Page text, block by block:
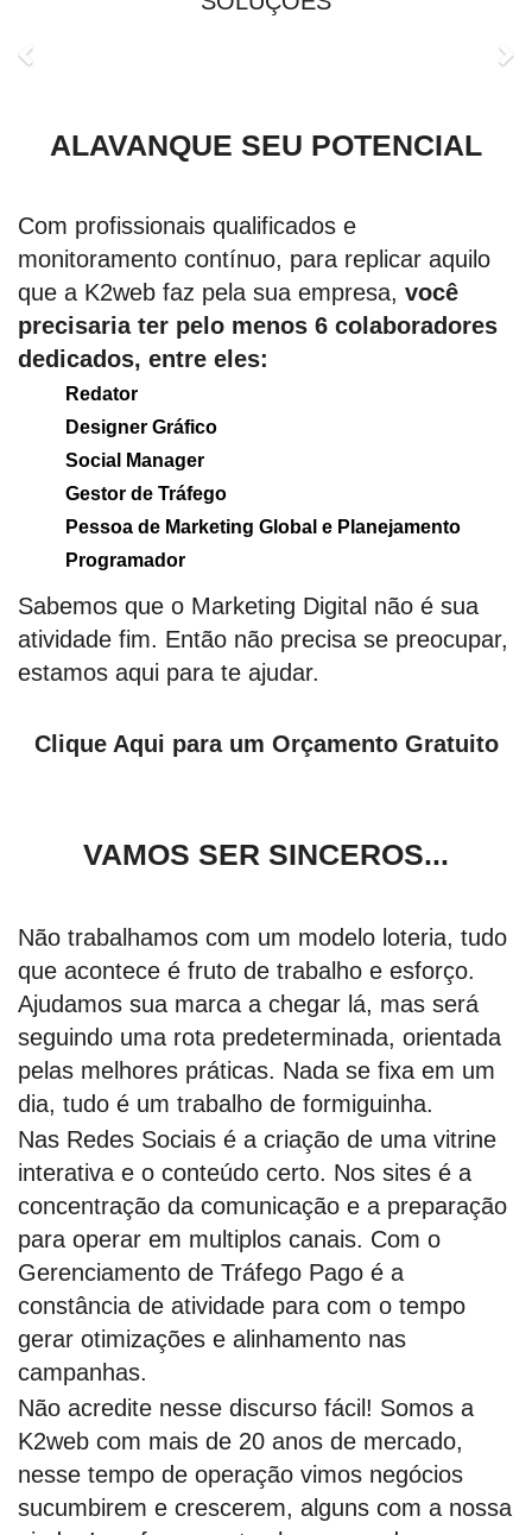
ALAVANQUE SEU POTENCIAL
Com profissionais qualificados e
monitoramento contínuo, para replicar aquilo
que a K2web faz pela sua empresa, você
precisaria ter pelo menos 6 colaboradores
dedicados, entre eles:
Redator
Designer Gráfico
Social Manager
Gestor de Tráfego
Pessoa de Marketing Global e Planejamento
Programador
Sabemos que o Marketing Digital não é sua
atividade fim. Então não precisa se preocupar,
estamos aqui para te ajudar.
Clique Aqui para um Orçamento Gratuito
VAMOS SER SINCEROS...
Não trabalhamos com um modelo loteria, tudo
que acontece é fruto de trabalho e esforço.
Ajudamos sua marca a chegar lá, mas será
seguindo uma rota predeterminada, orientada
pelas melhores práticas. Nada se fixa em um
dia, tudo é um trabalho de formiguinha.
Nas Redes Sociais é a criação de uma vitrine
interativa e o conteúdo certo. Nos sites é a
concentração da comunicação e a preparação
para operar em multiplos canais. Com o
Gerenciamento de Tráfego Pago é a
constância de atividade para com o tempo
gerar otimizações e alinhamento nas
campanhas.
Não acredite nesse discurso fácil! Somos a
K2web com mais de 20 anos de mercado,
nesse tempo de operação vimos negócios
sucumbirem e crescerem, alguns com a nossa